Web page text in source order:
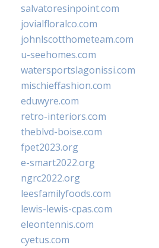
salvatoresinpoint.com
jovialfloralco.com
johnlscotthometeam.com
u-seehomes.com
watersportslagonissi.com
mischieffashion.com
eduwyre.com
retro-interiors.com
theblvd-boise.com
fpet2023.org
e-smart2022.org
ngrc2022.org
leesfamilyfoods.com
lewis-lewis-cpas.com
eleontennis.com
cyetus.com